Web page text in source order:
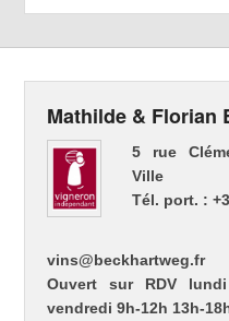
Mathilde & Florian
5 rue
Ville
Tél. port. :
vins@beckhartweg.fr
Ouvert sur RDV
vendredi 9h-12h 13h-